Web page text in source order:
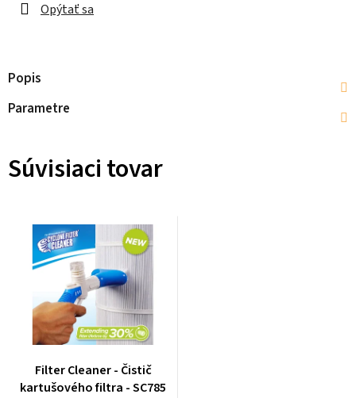
Opýtať sa
Popis
Parametre
Súvisiaci tovar
Filter Cleaner - Čistič
kartušového filtra - SC785